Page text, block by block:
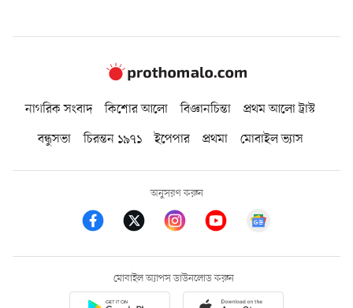
নাগরিক সংবাদ কিশোর আলো বিজ্ঞানচিন্তা
প্রথম আলো ট্রাস্ট
বন্ধুসভা
চিরন্তন ১৯৭১ ইপেপার প্রথমা মোবাইল ভ্যাস
অনুসরণ করুন
মোবাইল অ্যাপস ডাউনলোড করুন